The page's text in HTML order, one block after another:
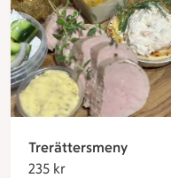
Trerättersmeny
235 kr